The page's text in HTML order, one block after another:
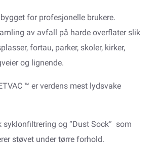
for profesjonelle brukere.
av avfall på harde overflater slik
fortau, parker, skoler, kirker,
og lignende.
™ er verdens mest lydsvake
syklonfiltrering og “Dust Sock” som
støvet under tørre forhold.